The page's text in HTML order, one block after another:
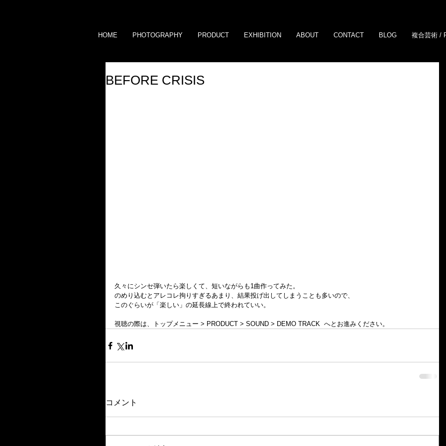
HOME PHOTOGRAPHY PRODUCT EXHIBITION ABOUT CONTACT BLOG 複合芸術 /
BEFORE CRISIS
久々にシンセ弾いたら楽しくて、短いながらも1曲作ってみた。
のめり込むとアレコレ拘りすぎるあまり、結果投げ出してしまうことも多いので、
このぐらいが「楽しい」の延長線上で終われていい。
視聴の際は、トップメニュー > PRODUCT > SOUND > DEMO TRACK  へとお進みください。
コメント